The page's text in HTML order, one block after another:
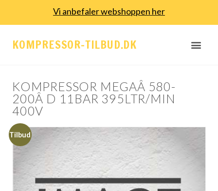
Vi anbefaler webshoppen her
KOMPRESSOR-TILBUD.DK
KOMPRESSOR MEGAÂ 580-
200Â D 11BAR 395LTR/MIN
400V
Tilbud